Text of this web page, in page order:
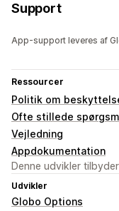
Support
App-support leveres af
Ressourcer
Politik om
Ofte stillede
Vejledning
Appdokumentation
Denne udvikler
Udvikler
Globo Options